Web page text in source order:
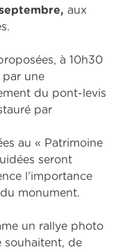
aux
à 10h30
par une
du pont-levis
par
au « Patrimoine
seront
l’importance
monument.
un rallye photo
souhaitent, de